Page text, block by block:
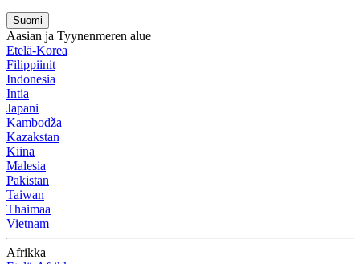
Suomi
Aasian ja Tyynenmeren alue
Etelä-Korea
Filippiinit
Indonesia
Intia
Japani
Kambodža
Kazakstan
Kiina
Malesia
Pakistan
Taiwan
Thaimaa
Vietnam
Afrikka